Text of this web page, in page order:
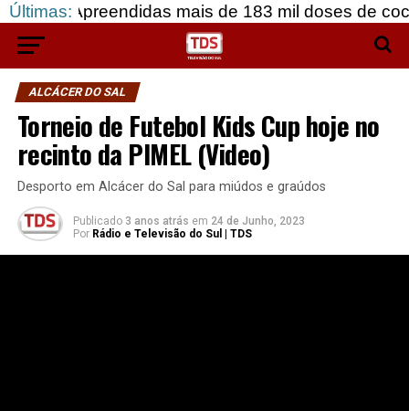
Últimas: mais de 183 mil doses de cocaína, em
ALCÁCER DO SAL
Torneio de Futebol Kids Cup hoje no
recinto da PIMEL (Video)
Desporto em Alcácer do Sal para miúdos e graúdos
Publicado 3 anos atrás em 24 de Junho, 2023
Por Rádio e Televisão do Sul | TDS